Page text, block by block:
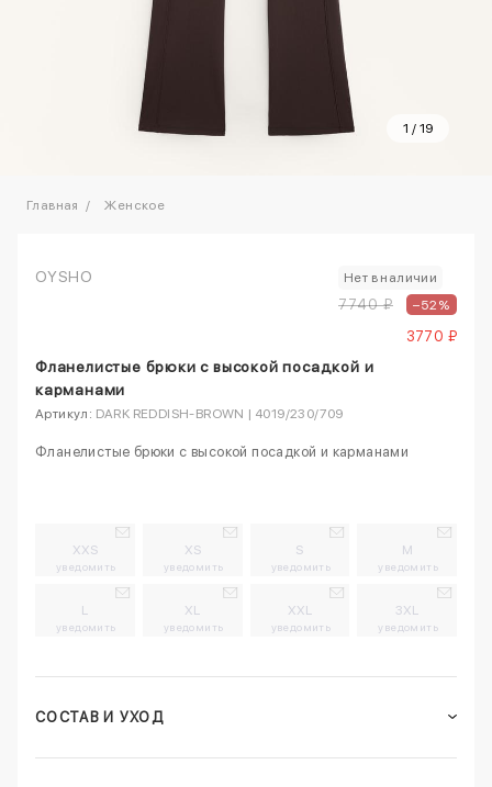
1 / 19
Главная Женское
OYSHO Нет в наличии
7740 ₽ –52%
3770 ₽
Фланелистые брюки с высокой посадкой и
карманами
Артикул: DARK REDDISH‑BROWN | 4019/230/709
Фланелистые брюки с высокой посадкой и карманами
XXS
уведомить
XS
уведомить
S
уведомить
M
уведомить
L
уведомить
XL
уведомить
XXL
уведомить
3XL
уведомить
СОСТАВ И УХОД